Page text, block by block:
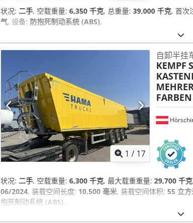
状况: 二手, 空载重量: 6,350 千克, 总重量: 39,000 千克, 首次
气, 设备: 防抱死制动系统 (ABS),
1 / 17
自卸半挂
KEMPF
状况: 二手, 空载重量: 6,300 千克, 最大载重重量: 29,700 千克
06/2024, 装载空间长度: 10,500 毫米, 装载空间体积: 55 立
抱死制动系统 (ABS),